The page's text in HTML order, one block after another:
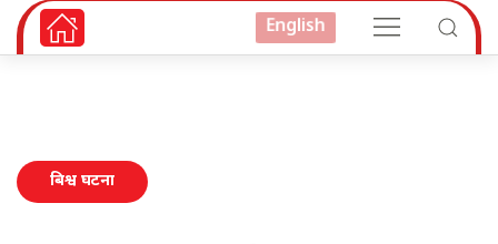
English
बिश्व घटना